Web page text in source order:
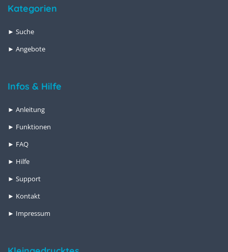
Kategorien
► Suche
► Angebote
Infos & Hilfe
► Anleitung
► Funktionen
► FAQ
► Hilfe
► Support
► Kontakt
► Impressum